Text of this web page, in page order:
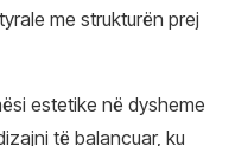
me strukturën prej
estetike në dysheme
të balancuar, ku